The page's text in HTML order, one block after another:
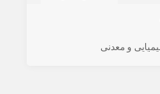
و معدنی